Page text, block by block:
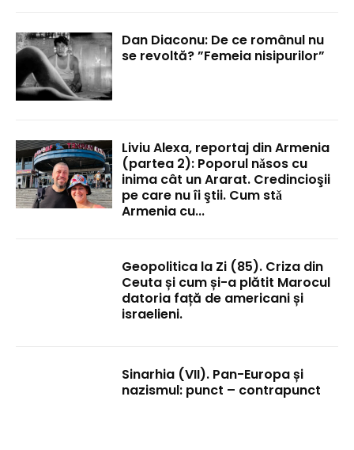
Dan Diaconu: De ce românul nu
se revoltă? ”Femeia nisipurilor”
Liviu Alexa, reportaj din Armenia
(partea 2): Poporul nǎsos cu
inima cât un Ararat. Credincioşii
pe care nu îi ştii. Cum stǎ
Armenia cu...
Geopolitica la Zi (85). Criza din
Ceuta și cum și-a plătit Marocul
datoria față de americani și
israelieni.
Sinarhia (VII). Pan-Europa și
nazismul: punct – contrapunct